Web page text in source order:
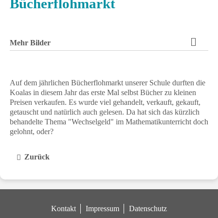
Bücherflohmarkt
Mehr Bilder
Auf dem jährlichen Bücherflohmarkt unserer Schule durften die
Koalas in diesem Jahr das erste Mal selbst Bücher zu kleinen
Preisen verkaufen. Es wurde viel gehandelt, verkauft, gekauft,
getauscht und natürlich auch gelesen. Da hat sich das kürzlich
behandelte Thema "Wechselgeld" im Mathematikunterricht doch
gelohnt, oder?
Zurück
Kontakt Impressum Datenschutz